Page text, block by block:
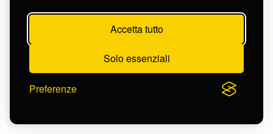
Accetta tutto
Solo essenziali
Preferenze